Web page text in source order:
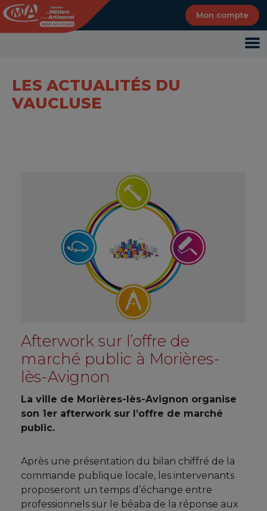
Mon compte
LES ACTUALITÉS DU
VAUCLUSE
Afterwork sur l’offre de
marché public à Morières-
lès-Avignon
La ville de Morières-lès-Avignon organise
son 1er afterwork sur l’offre de marché
public.
Après une présentation du bilan chiffré de la
commande publique locale, les intervenants
proposeront un temps d’échange entre
professionnels sur le béaba de la réponse aux
Panneau de gestion des cookies